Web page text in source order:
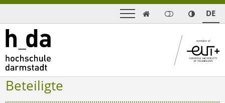
 DE
Beteiligte